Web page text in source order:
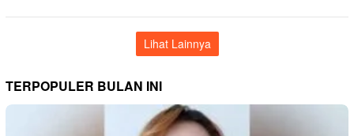
Lihat Lainnya
TERPOPULER BULAN INI